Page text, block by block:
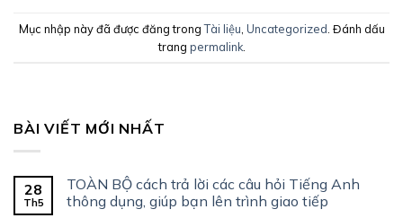
Mục nhập này đã được đăng trongTài liệu Uncategorized . Đánh dấu
trang permalink.
BÀI VIẾT MỚI NHẤT
28
Th5
TOÀN BỘ cách trả lời các câu hỏi Tiếng Anh
thông dụng, giúp bạn lên trình giao tiếp